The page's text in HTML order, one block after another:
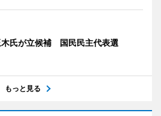
木氏が立候補 国民民主代表選
もっと見る